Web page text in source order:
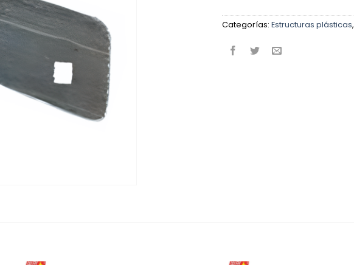
Categorías: Estructuras plásticas,